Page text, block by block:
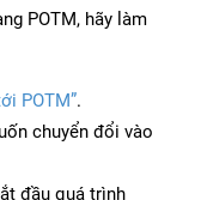
POTM, hãy làm
POTM”.
chuyển đổi vào
đầu quá trình